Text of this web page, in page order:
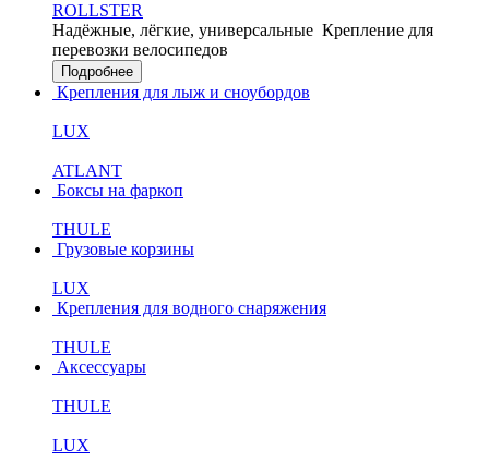
ROLLSTER
Надёжные, лёгкие, универсальные Крепление для
перевозки велосипедов
Подробнее
Крепления для лыж и сноубордов
LUX
ATLANT
Боксы на фаркоп
THULE
Грузовые корзины
LUX
Крепления для водного снаряжения
THULE
Аксессуары
THULE
LUX